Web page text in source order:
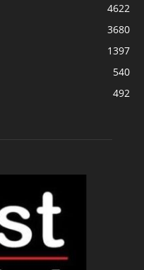
4622
3680
1397
540
492